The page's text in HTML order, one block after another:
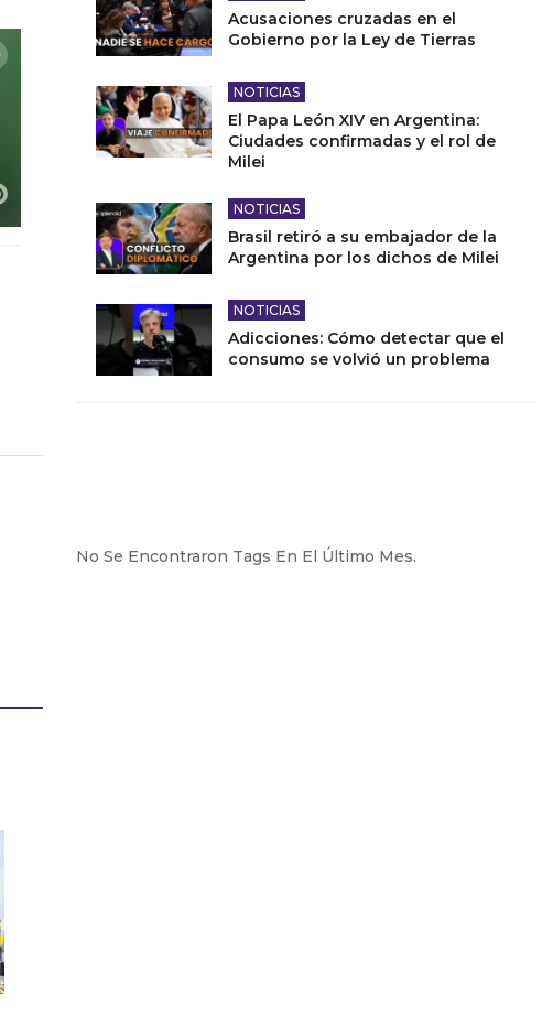
Acusaciones cruzadas en el
Gobierno por la Ley de Tierras
NOTICIAS
El Papa León XIV en Argentina:
Ciudades confirmadas y el rol de
Milei
NOTICIAS
Brasil retiró a su embajador de la
Argentina por los dichos de Milei
NOTICIAS
Adicciones: Cómo detectar que el
consumo se volvió un problema
No Se Encontraron Tags En El Último Mes.